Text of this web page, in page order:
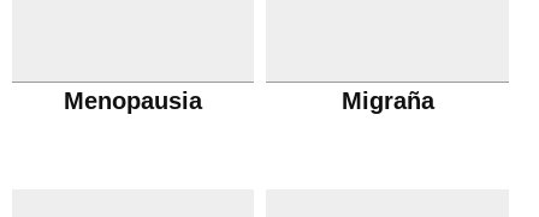
Menopausia Migraña